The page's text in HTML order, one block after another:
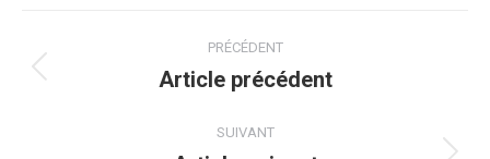
PRÉCÉDENT
Article précédent
SUIVANT